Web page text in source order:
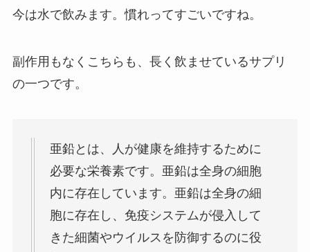
今は水で飲みます。慣れってすごいですね。
副作用もなくこちらも、長く飲ませているサプリ
の一つです。
亜鉛とは、人が健康を維持するために
必要な栄養素です。亜鉛は全身の細胞
内に存在しています。亜鉛は全身の細
胞に存在し、免疫システムが侵入して
きた細菌やウイルスを防御するのに役